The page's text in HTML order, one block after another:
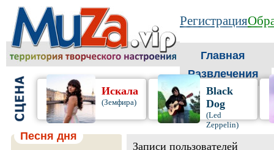
Регистрация
Главная
Развлечения
Искала
(Земфира)
Black
Dog
(Led
Zeppelin)
Песня дня
Записи пользователей